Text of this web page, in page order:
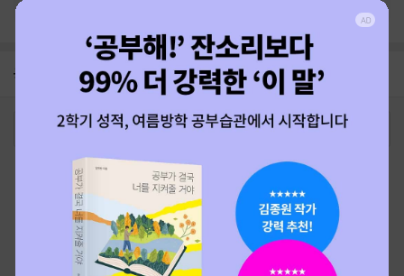
공지 26년 NBCI 수상 안내
2026-08-01
로그인 최근 본 상품 주문/배송
고객센터 1544-3800 티켓 1544-6399
중고샵 1566-4295
eBook 1:1문의/채팅상담
예스이십사(주) 사업자 정보
이용약관
개인정보처리방침
청소년보호정책
PC버전
회사소개
거래처관계자께